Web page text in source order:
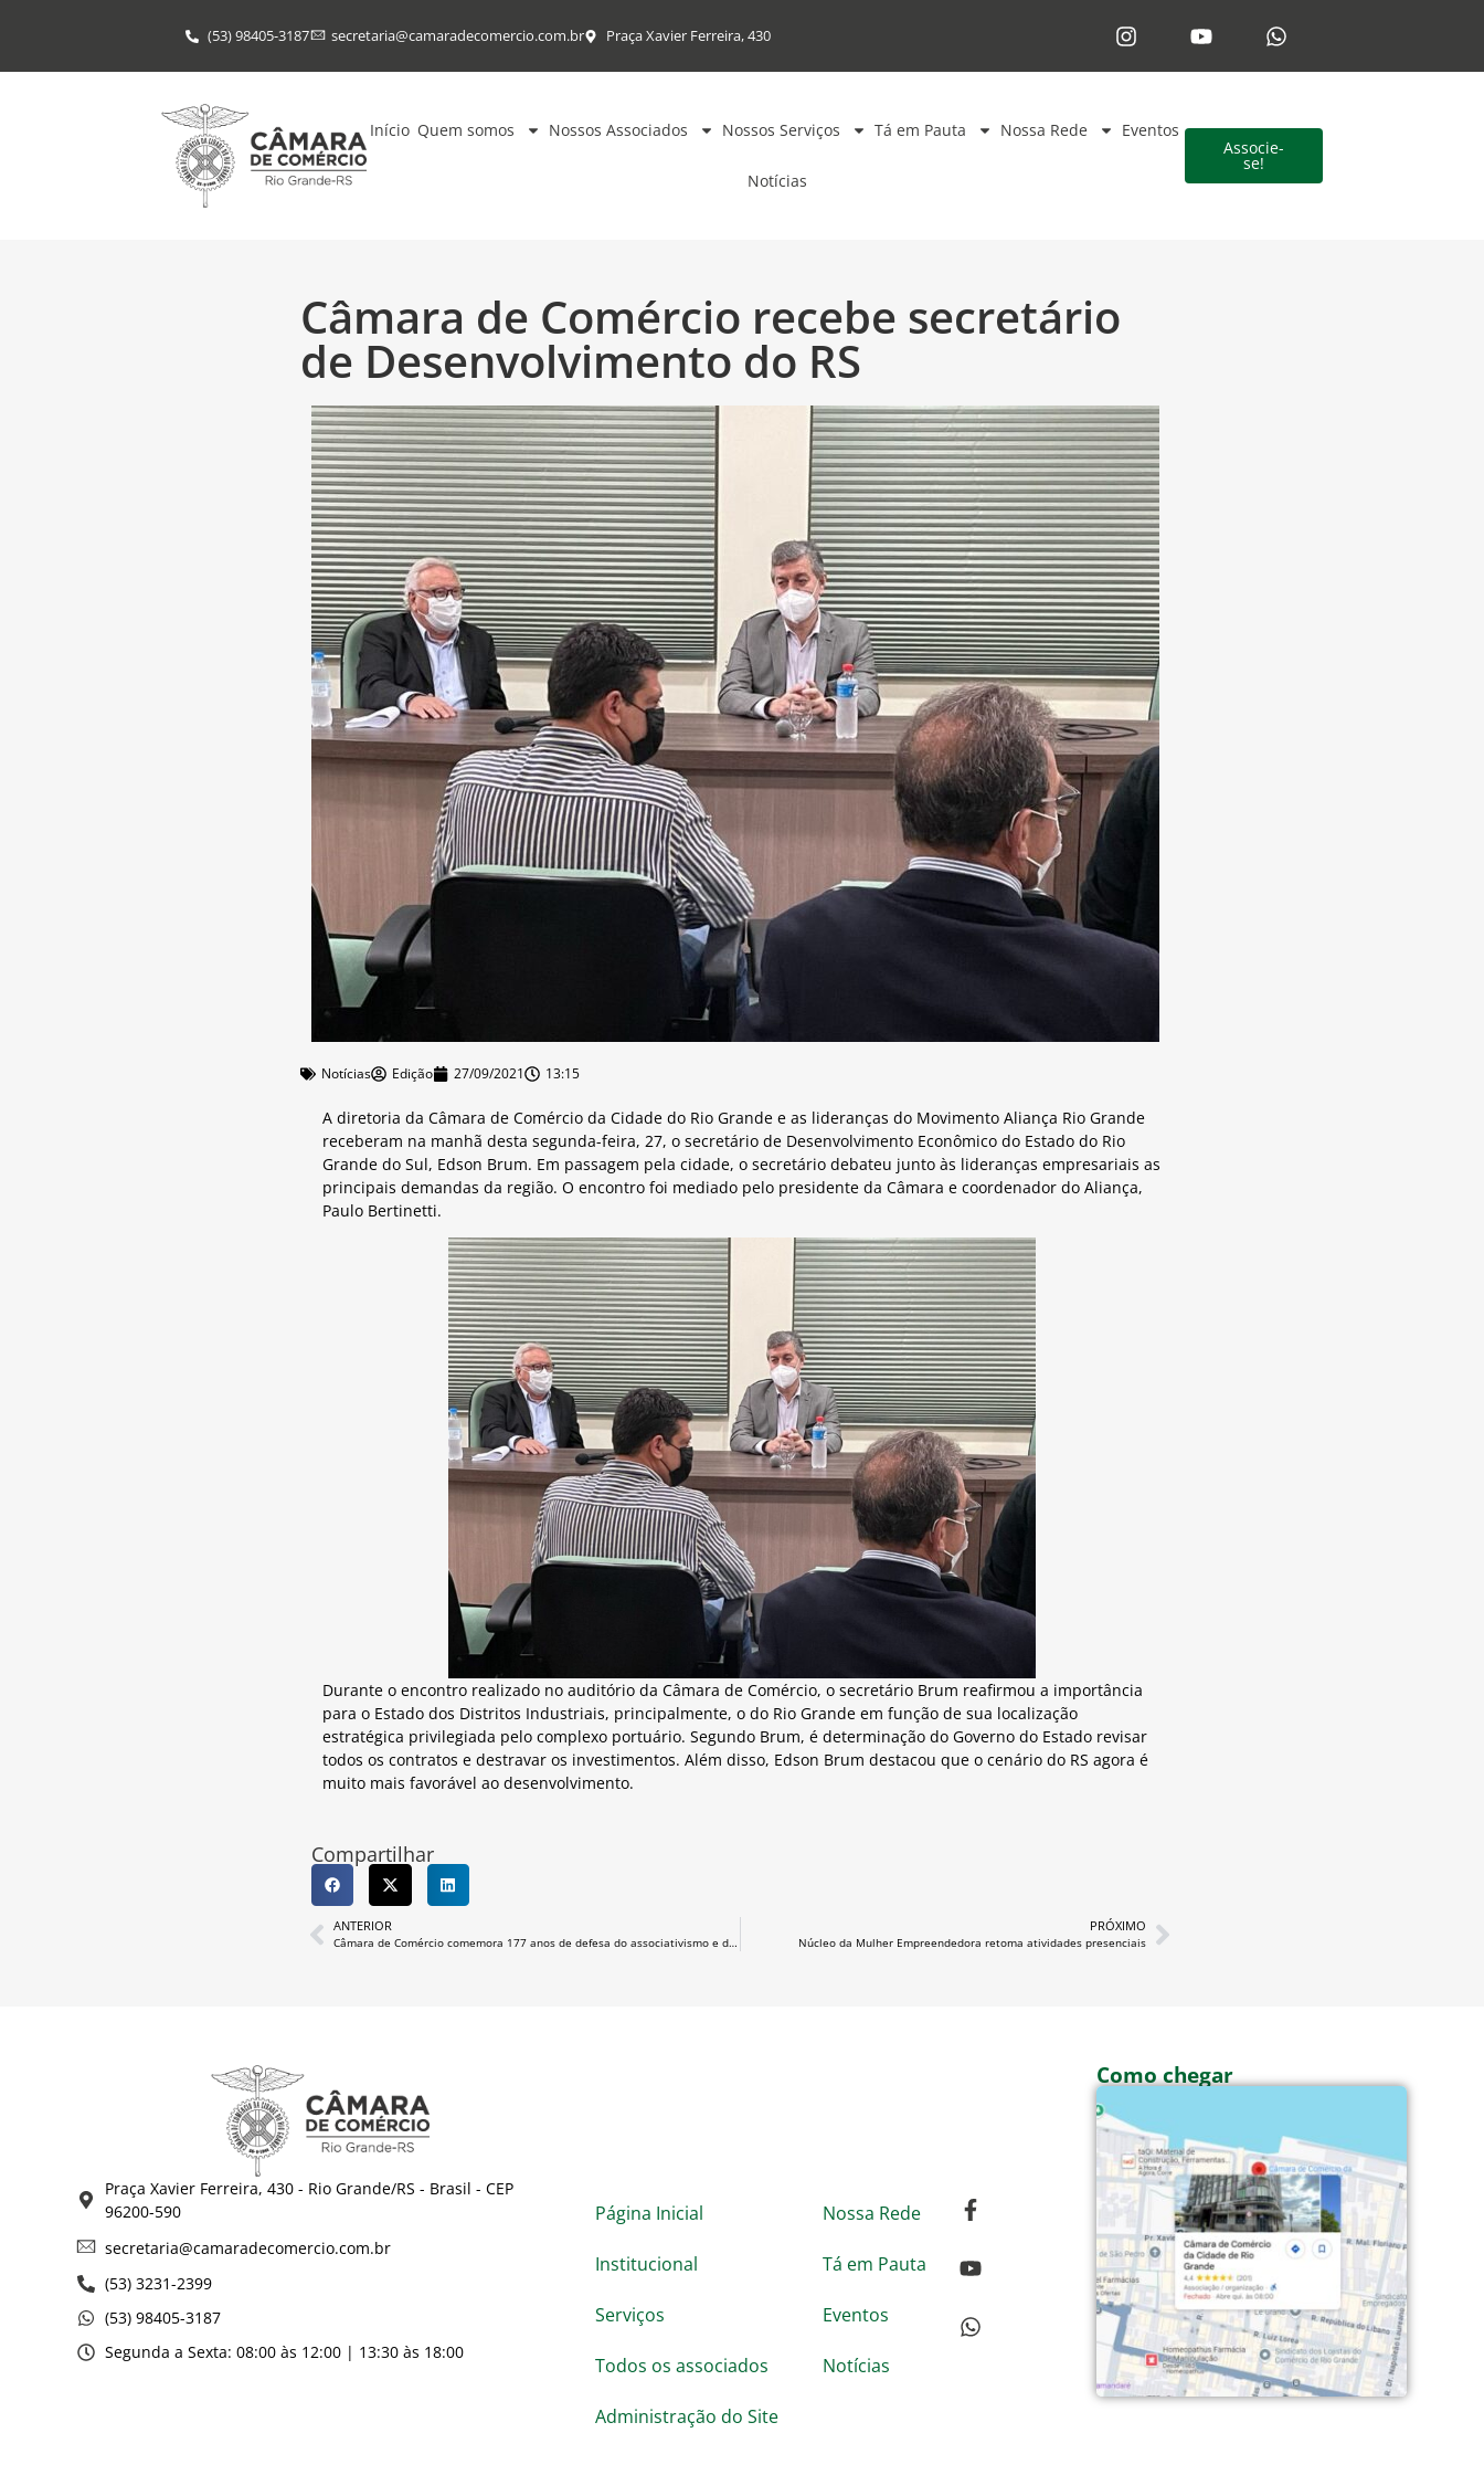
(53) 98405-3187 secretaria@​camaradecomercio.com.br Praça Xavier Ferreira, 430
Início Quem somos Nossos Associados Nossos Serviços Tá em Pauta Nossa Rede Eventos
Notícias
Associe-
se!
Câmara de Comércio recebe secretário
de Desenvolvimento do RS
Notícias Edição 27/09/2021 13:15
A diretoria da Câmara de Comércio da Cidade do Rio Grande e as lideranças do Movimento Aliança Rio Grande
receberam na manhã desta segunda-feira, 27, o secretário de Desenvolvimento Econômico do Estado do Rio
Grande do Sul, Edson Brum. Em passagem pela cidade, o secretário debateu junto às lideranças empresariais as
principais demandas da região. O encontro foi mediado pelo presidente da Câmara e coordenador do Aliança,
Paulo Bertinetti.
Durante o encontro realizado no auditório da Câmara de Comércio, o secretário Brum reafirmou a importância
para o Estado dos Distritos Industriais, principalmente, o do Rio Grande em função de sua localização
estratégica privilegiada pelo complexo portuário. Segundo Brum, é determinação do Governo do Estado revisar
todos os contratos e destravar os investimentos. Além disso, Edson Brum destacou que o cenário do RS agora é
muito mais favorável ao desenvolvimento.
Compartilhar
ANTERIOR
Câmara de Comércio comemora 177 anos de defesa do associativismo e do Rio Grande
PRÓXIMO
Núcleo da Mulher Empreendedora retoma atividades presenciais
Praça Xavier Ferreira, 430 - Rio Grande/RS - Brasil - CEP
96200-590
secretaria@camaradecomercio.com.br
(53) 3231-2399
(53) 98405-3187
Segunda a Sexta: 08:00 às 12:00 | 13:30 às 18:00
Página Inicial
Institucional
Serviços
Todos os associados
Administração do Site
Nossa Rede
Tá em Pauta
Eventos
Notícias
Como chegar